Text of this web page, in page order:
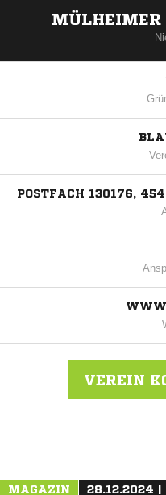
POSTFACH 130176,
VEREIN
MAGAZIN 28.12.2024 |